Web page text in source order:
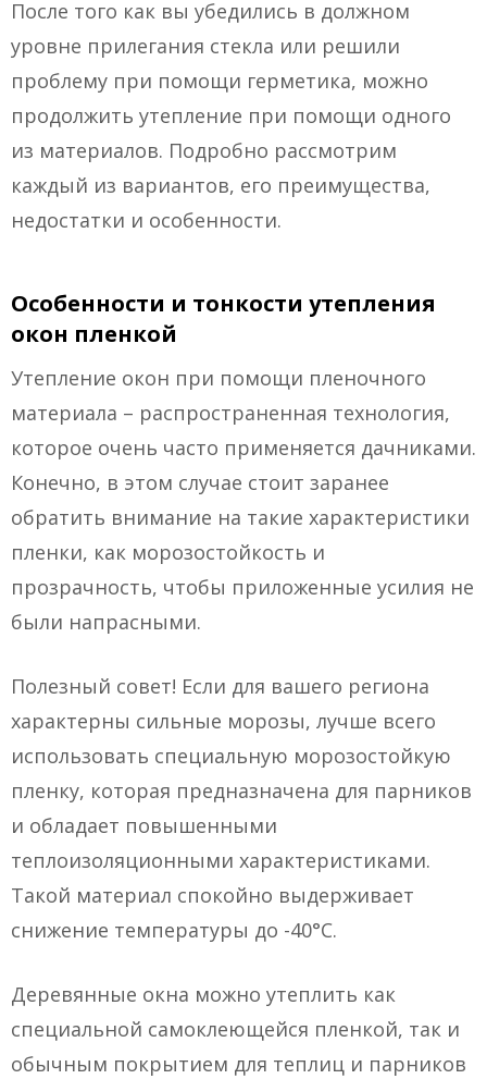
После того как вы убедились в должном
уровне прилегания стекла или решили
проблему при помощи герметика, можно
продолжить утепление при помощи одного
из материалов. Подробно рассмотрим
каждый из вариантов, его преимущества,
недостатки и особенности.
Особенности и тонкости утепления
окон пленкой
Утепление окон при помощи пленочного
материала – распространенная технология,
которое очень часто применяется дачниками.
Конечно, в этом случае стоит заранее
обратить внимание на такие характеристики
пленки, как морозостойкость и
прозрачность, чтобы приложенные усилия не
были напрасными.
Полезный совет! Если для вашего региона
характерны сильные морозы, лучше всего
использовать специальную морозостойкую
пленку, которая предназначена для парников
и обладает повышенными
теплоизоляционными характеристиками.
Такой материал спокойно выдерживает
снижение температуры до -40°С.
Деревянные окна можно утеплить как
специальной самоклеющейся пленкой, так и
обычным покрытием для теплиц и парников